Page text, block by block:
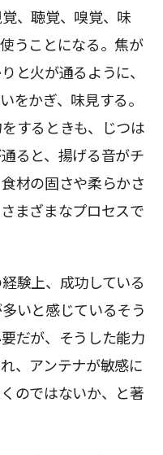
、聴覚、嗅覚、味
うことになる。焦が
と火が通るように、
をかぎ、味見する。
するときも、じつは
ると、揚げる音がチ
材の固さや柔らかさ
まざまなプロセスで
験上、成功している
いと感じているそう
だが、そうした能力
、アンテナが敏感に
のではないか、と著